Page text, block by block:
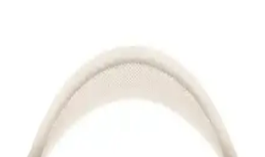
Kullanıcı konforu ve teknolojik yeniliklerle öne çıkıyor.
Teleface Pro Silikon Kılıf Lila Kopçalı: Şık ve
Koruyucu Airpods Pro Aksesuarı
Lila renkli Teleface Pro Silikon Kılıf, Airpods Pro'nuzu estetik ve
yüksek kaliteli silikon malzeme ile korur, taşımayı kolaylaştırır ve
KVK PRİVACY Kum Pembe AirPods 2. Nesil